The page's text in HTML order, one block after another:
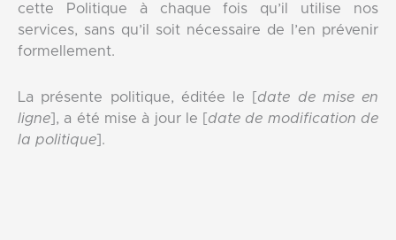
cette Politique à chaque fois qu’il utilise nos
services, sans qu’il soit nécessaire de l’en prévenir
formellement.
La présente politique, éditée le [ date de mise en
ligne ], a été mise à jour le [ date de modification de
la politique ].